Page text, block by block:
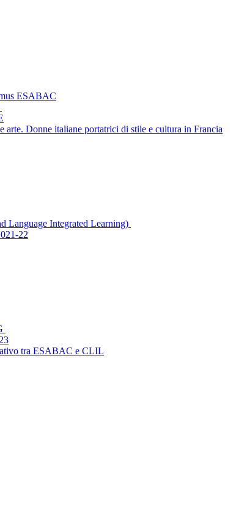
ESABAC
arte. Donne italiane portatrici di stile e cultura in Francia
Language Integrated Learning)
22
tra ESABAC e CLIL